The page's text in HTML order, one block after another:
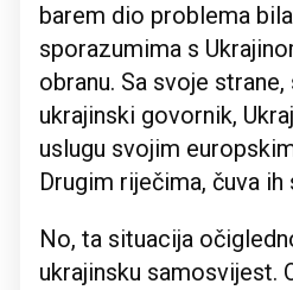
barem dio problema
sporazumima s
obranu. Sa svoje
ukrajinski govornik,
uslugu svojim
Drugim riječima, čuva ih
No, ta situacija
ukrajinsku samosvijest.